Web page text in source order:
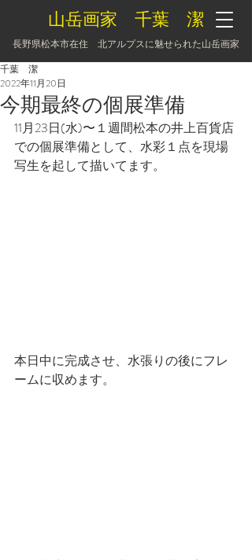
山岳画家 千葉 潔
長野県松本市在住 北アルプスに魅せられた山岳画家
今期最終の個展準備
千葉 潔
2022年11月20日
11月23日(水)〜１週間松本の井上百貨店
での個展準備として、水彩１点を現場
写生を起して描いてます。
本日中に完成させ、水張りの後にフレ
ームに収めます。